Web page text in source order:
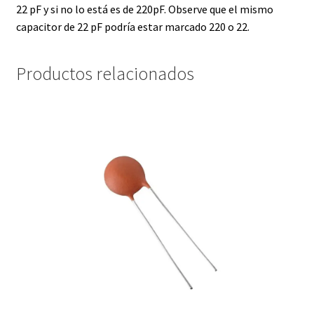
22 pF y si no lo está es de 220pF. Observe que el mismo
capacitor de 22 pF podría estar marcado 220 o 22.
Productos relacionados